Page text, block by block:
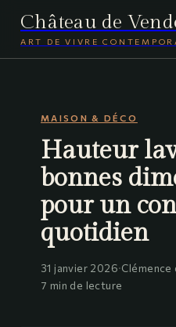
Château de
ART DE VIVRE
JARDINAGE
VOYAGE
MAISON & DÉCO
Hauteur
bonnes
pour un
quotidien
31 janvier 2026·Clémence
7 min de lecture